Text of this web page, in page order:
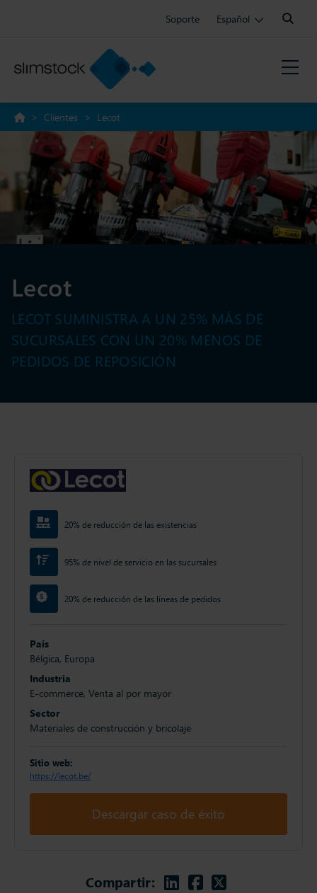
Soporte Español
Search:
> Clientes > Lecot
Lecot
LECOT SUMINISTRA A UN 25% MÁS DE
SUCURSALES CON UN 20% MENOS DE
PEDIDOS DE REPOSICIÓN
20% de reducción de las existencias
95% de nivel de servicio en las sucursales
20% de reducción de las líneas de pedidos
País
Bélgica, Europa
Industria
E-commerce, Venta al por mayor
Sector
Materiales de construcción y bricolaje
Sitio web:
https://lecot.be/
Descargar caso de éxito
Compartir: Linkedin
Facebook
Twitter